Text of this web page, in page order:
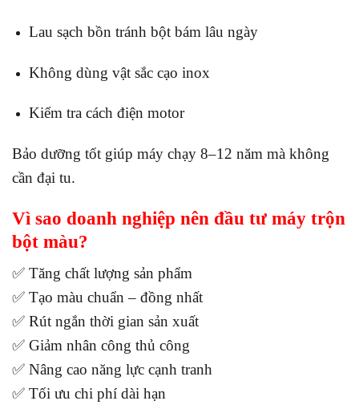
Lau sạch bồn tránh bột bám lâu ngày
Không dùng vật sắc cạo inox
Kiểm tra cách điện motor
Bảo dưỡng tốt giúp máy chạy 8–12 năm mà không
cần đại tu.
Vì sao doanh nghiệp nên đầu tư máy trộn
bột màu?
✅ Tăng chất lượng sản phẩm
✅ Tạo màu chuẩn – đồng nhất
✅ Rút ngắn thời gian sản xuất
✅ Giảm nhân công thủ công
✅ Nâng cao năng lực cạnh tranh
✅ Tối ưu chi phí dài hạn